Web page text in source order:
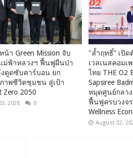
น้า Green Mission จับ
ม่ฟ้าหลวงฯ ฟื้นฟูผืนป่า
ดูดซับคาร์บอน ยก
าพชีวิตชุมชน สู่เป้า
Zero 2050
2026 0
"ล้ำฤทธิ์” เปิ
เวลเนสคอมเ
ไทย THE O2
Sapsiree
หมุดศูนย์กลา
ฟื้นฟูครบวงจ
Wellness
August 02,